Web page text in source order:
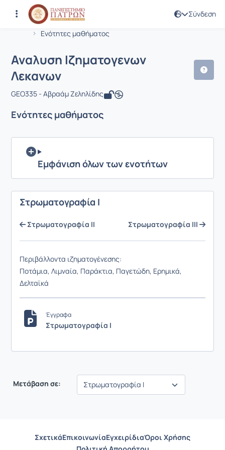
Σύνδεση
Αρχική Σελίδα
Ενότητες μαθήματος
Μάθημα : Αναλυση Ιζηματογενων
Κωδικός : GEO335
Αναλυση Ιζηματογενων
Λεκανων
GEO335 - Αβραάμ Ζεληλίδης
Ενότητες μαθήματος
Εμφάνιση όλων των ενοτήτων
Στρωματογραφία Ι
Στρωματογραφία ΙΙ Στρωματογραφία ΙΙΙ
Περιβάλλοντα ιζηματογένεσης:
Ποτάμια, Λιμναία, Παράκτια, Παγετώδη, Ερημικά,
Δελταϊκά
Έγγραφα
Στρωματογραφία Ι
Μετάβαση σε:
ΣχετικάΕπικοινωνίαΕγχειρίδιαΌροι Χρήσης